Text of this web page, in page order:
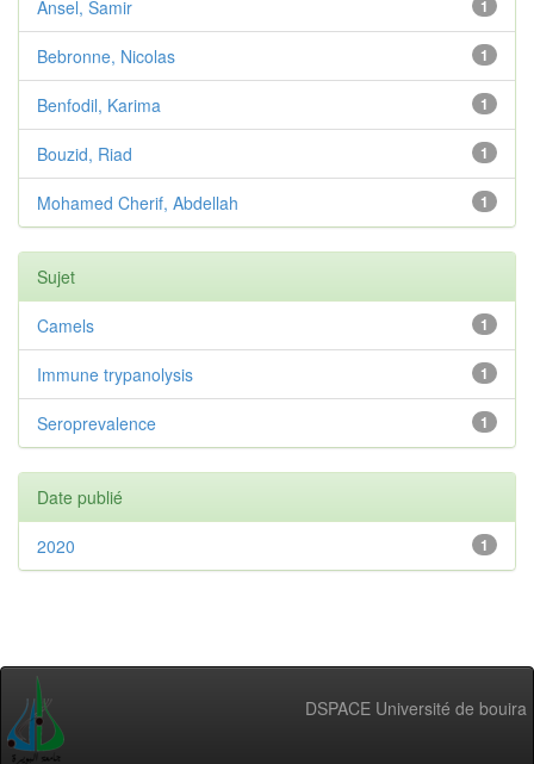
1
Ansel, Samir
1
Bebronne, Nicolas
1
Benfodil, Karima
1
Bouzid, Riad
1
Mohamed Cherif, Abdellah
Sujet
1
Camels
1
Immune trypanolysis
1
Seroprevalence
Date publié
1
2020
DSPACE Université de bouira